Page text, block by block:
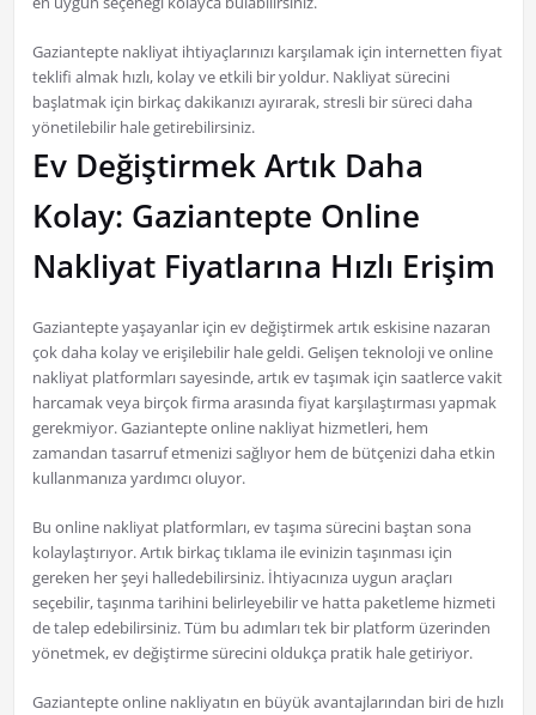
Gaziantepte nakliyat ihtiyaçlarınızı karşılamak için internetten fiyat
teklifi almak hızlı, kolay ve etkili bir yoldur. Nakliyat sürecini
başlatmak için birkaç dakikanızı ayırarak, stresli bir süreci daha
yönetilebilir hale getirebilirsiniz.
Ev Değiştirmek Artık Daha
Kolay: Gaziantepte Online
Nakliyat Fiyatlarına Hızlı Erişim
Gaziantepte yaşayanlar için ev değiştirmek artık eskisine nazaran
çok daha kolay ve erişilebilir hale geldi. Gelişen teknoloji ve online
nakliyat platformları sayesinde, artık ev taşımak için saatlerce vakit
harcamak veya birçok firma arasında fiyat karşılaştırması yapmak
gerekmiyor. Gaziantepte online nakliyat hizmetleri, hem
zamandan tasarruf etmenizi sağlıyor hem de bütçenizi daha etkin
kullanmanıza yardımcı oluyor.
Bu online nakliyat platformları, ev taşıma sürecini baştan sona
kolaylaştırıyor. Artık birkaç tıklama ile evinizin taşınması için
gereken her şeyi halledebilirsiniz. İhtiyacınıza uygun araçları
seçebilir, taşınma tarihini belirleyebilir ve hatta paketleme hizmeti
de talep edebilirsiniz. Tüm bu adımları tek bir platform üzerinden
yönetmek, ev değiştirme sürecini oldukça pratik hale getiriyor.
Gaziantepte online nakliyatın en büyük avantajlarından biri de hızlı